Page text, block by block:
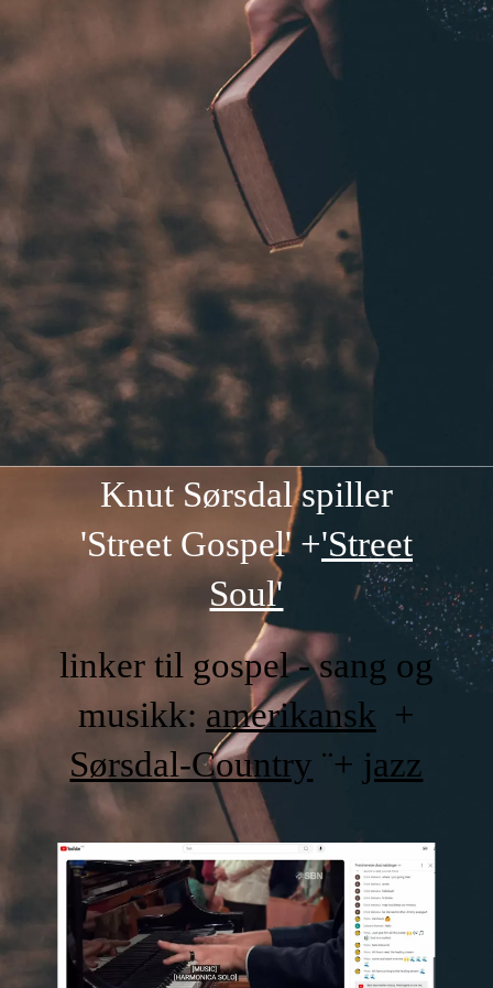
Knut Sørsdal spiller
'Street Gospel' +'Street
Soul'
linker til gospel - sang og
musikk:amerikansk +
Sørsdal-Country ¨+ jazz